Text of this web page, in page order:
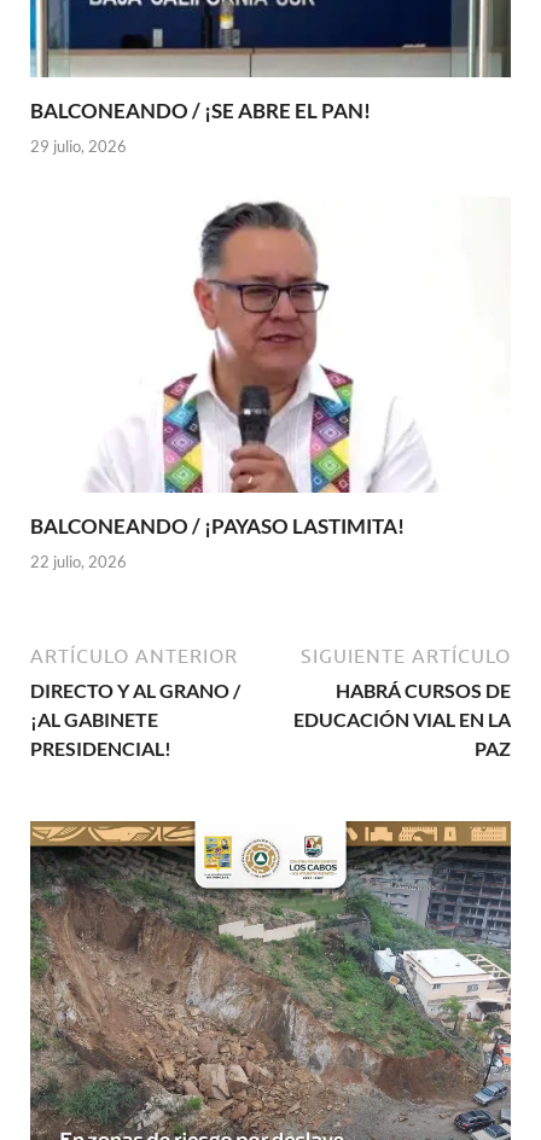
BALCONEANDO / ¡SE ABRE EL PAN!
29 julio, 2026
BALCONEANDO / ¡PAYASO LASTIMITA!
22 julio, 2026
ARTÍCULO ANTERIOR
DIRECTO Y AL GRANO /
¡AL GABINETE
PRESIDENCIAL!
SIGUIENTE ARTÍCULO
HABRÁ CURSOS DE
EDUCACIÓN VIAL EN LA
PAZ